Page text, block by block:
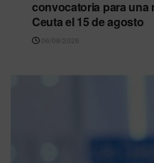
convocatoria para una
Ceuta el 15 de agosto
06/08/2026